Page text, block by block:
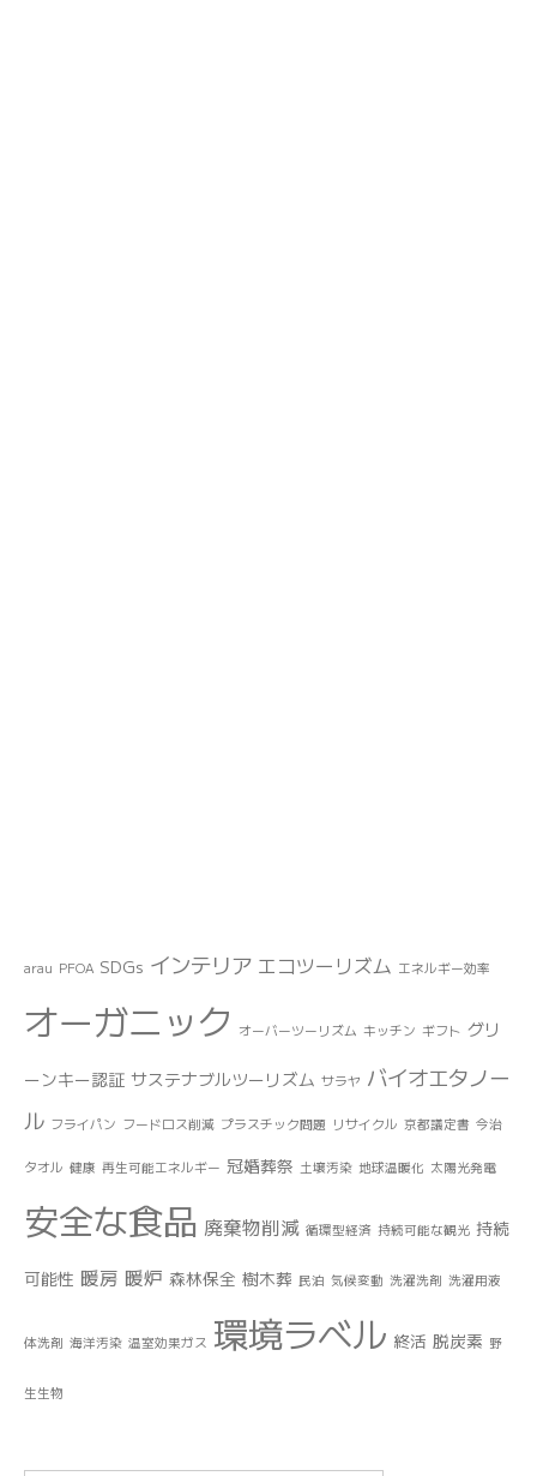
arau PFOA SDGs インテリア エコツーリズム エネルギー効率
オーガニック オーバーツーリズム キッチン ギフト グリ
ーンキー認証 サステナブルツーリズム サラヤ バイオエタノー
ル フライパン フードロス削減 プラスチック問題 リサイクル 京都議定書 今治
タオル 健康 再生可能エネルギー 冠婚葬祭 土壌汚染 地球温暖化 太陽光発電
安全な食品 廃棄物削減 循環型経済 持続可能な観光 持続
可能性 暖房 暖炉 森林保全 樹木葬 民泊 気候変動 洗濯洗剤 洗濯用液
体洗剤 海洋汚染 温室効果ガス 環境ラベル 終活 脱炭素 野
生生物